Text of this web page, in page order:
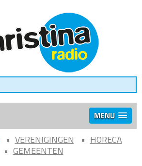
MENU
VERENIGINGEN
HORECA
GEMEENTEN